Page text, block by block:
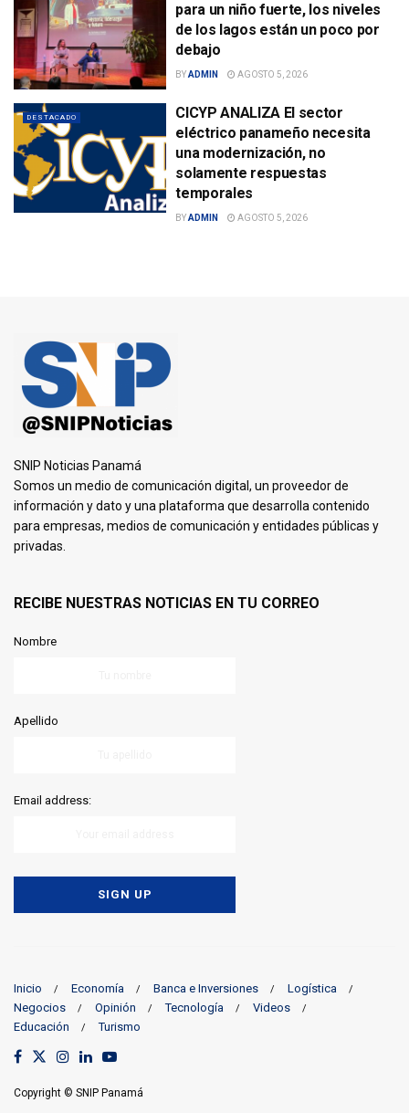
para un niño fuerte, los niveles
de los lagos están un poco por
debajo
BYADMIN AGOSTO 5, 2026
DESTACADO
CICYP ANALIZA El sector
eléctrico panameño necesita
una modernización, no
solamente respuestas
temporales
BYADMIN AGOSTO 5, 2026
SNIP Noticias Panamá
Somos un medio de comunicación digital, un proveedor de
información y dato y una plataforma que desarrolla contenido
para empresas, medios de comunicación y entidades públicas y
privadas.
RECIBE NUESTRAS NOTICIAS EN TU CORREO
Nombre
Apellido
Email address:
Inicio Economía Banca e Inversiones
Logística
Negocios
Opinión Tecnología
Videos
Educación
Turismo
Copyright © SNIP Panamá